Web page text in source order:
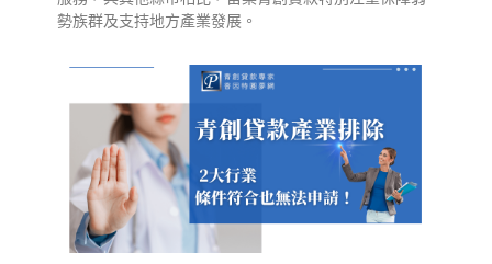
勢族群及支持地方產業發展。